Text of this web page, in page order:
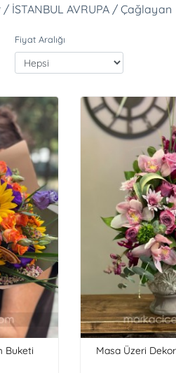
İSTANBUL AVRUPA / Çağlayan
Fiyat Aralığı
Buketi Masa Üzeri